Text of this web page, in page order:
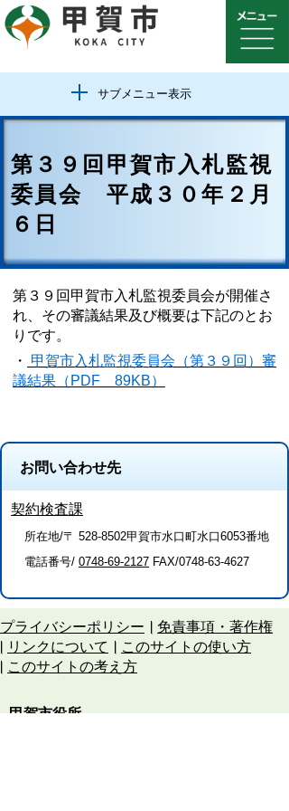
サブメニュー表示
第３９回甲賀市入札監視
委員会 平成３０年２月
６日
第３９回甲賀市入札監視委員会が開催さ
れ、その審議結果及び概要は下記のとお
りです。
・
甲賀市入札監視委員会（第３９回）審
議結果（PDF 89KB）
お問い合わせ先
契約検査課
所在地/〒 528-8502甲賀市水口町水口6053番地
電話番号/ 0748-69-2127 FAX/0748-63-4627
プライバシーポリシー
免責事項・著作権
リンクについて
このサイトの使い方
このサイトの考え方
甲賀市役所